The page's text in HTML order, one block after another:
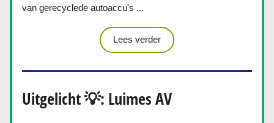
van gerecyclede autoaccu's ...
Lees verder
Uitgelicht 💡: Luimes AV